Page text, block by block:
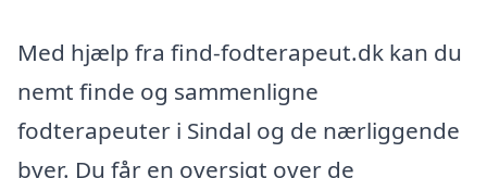
Med hjælp fra find-fodterapeut.dk kan du
nemt finde og sammenligne
fodterapeuter i Sindal og de nærliggende
byer. Du får en oversigt over de